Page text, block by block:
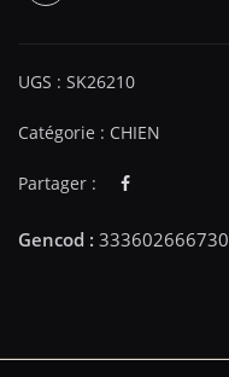
UGS : SK26210
Catégorie : CHIEN
Partager :